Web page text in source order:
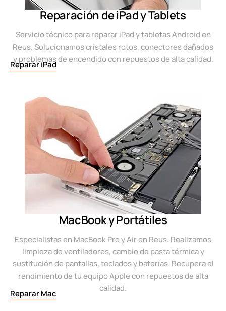
Reparación de iPad y Tablets
Servicio técnico para reparar iPad y tabletas Android en
Reus. Solucionamos cristales rotos, conectores dañados
y problemas de encendido con repuestos de alta calidad.
Reparar iPad
MacBook y Portátiles
Especialistas en MacBook Pro y Air en Reus. Realizamos
limpieza de ventiladores, cambio de pasta térmica y
sustitución de pantallas, teclados y baterías. Recupera el
rendimiento de tu equipo Apple con repuestos de alta
calidad.
Reparar Mac